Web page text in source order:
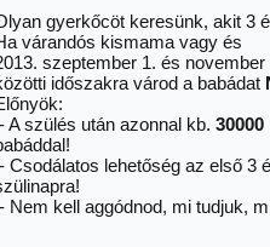
gyerkőcöt keresünk, akit 3
várandós kismama vagy és
szeptember 1. és november
időszakra várod a babádat
- A szülés után azonnal kb. 30000
- Csodálatos lehetőség az első 3
- Nem kell aggódnod, mi tudjuk,